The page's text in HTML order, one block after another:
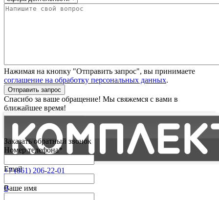
Нажимая на кнопку "Отправить запрос", вы принимаете
соглашение на обработку персональных данных.
Отправить запрос
Спасибо за ваше обращение! Мы свяжемся с вами в
ближайшее время!
+7 (861) 206-22-01
0
Заказать обратный звонок
Номер телефона*
Email
Ваше имя